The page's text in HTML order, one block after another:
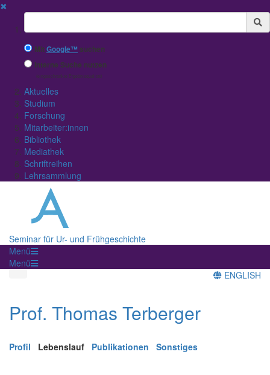
✖
Suchbegriff
MitGoogle™ suchen
Interne Suche nutzen
(eingeschränkte Ergebnisqualität)
Aktuelles
Studium
Forschung
Mitarbeiter:innen
Bibliothek
Mediathek
Schriftreihen
Lehrsammlung
Seminar für Ur- und Frühgeschichte
Menü
Menü
ENGLISH
Prof. Thomas Terberger
Profil Lebenslauf Publikationen Sonstiges